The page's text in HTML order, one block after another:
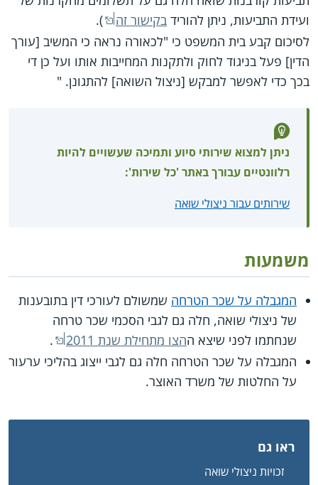
ועידת התביעות, ניתן להוריד בקישור זה
).
לסיכום קבע בית המשפט כי "לכאורה נראה כי המשיב [עורך
הדין] פעל בניגוד לחוק ולתקנות המחייבות אותו ועל כן די
בכך כדי לאפשר למבקש [ניצול השואה] להתגונן. "
ניתן למצוא שירותי סיוע ותמיכה שעשויים להיות
רלוונטיים עבורך באתר 'כל שירות':
שירותים עבור ניצולי שואה
משמעות
המגבלה על שכר הטרחה שמשולם לעורכי דין בתובענות
של ניצולי שואה, חלה גם לגבי הסכמי שכר טרחה
שנחתמו לפני שיצא ההצו מתחילת שנת 2011
.
המגבלה על שכר הטרחה חלה גם לגבי ייצוג בהליכי ערעור
על החלטות של משרד האוצר.
ראו גם
זכויות ניצולי שואה